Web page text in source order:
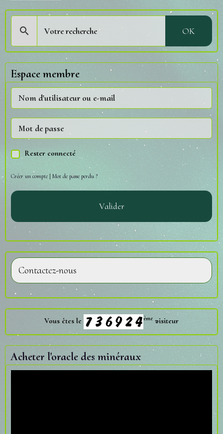
OK
Espace membre
Rester connecté
Créer un compte | Mot de passe perdu ?
Valider
Contactez-nous
Vous êtes le ème visiteur
Acheter l'oracle des minéraux